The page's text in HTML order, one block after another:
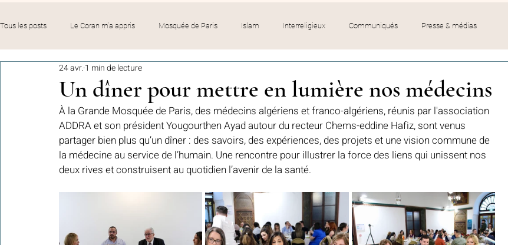
Tous les posts Le Coran m’a appris Mosquée de Paris Islam Interreligieux Communiqués Presse & médias
Evénements Solidarité
commémorations Hommage Fédération GMP Le billet du Recteur Histoire Contexte politique
Colonies de vacances Algérie 2024 ​​Focus sur une actualité Notre mosquée
Les Noms et Attributs d'Allah Regard fraternel Lumière et lieux saints De la Révélation à nos jours
Un dîner pour mettre en lumière nos médecins
24 avr. 1 min de lecture
À la Grande Mosquée de Paris, des médecins algériens et franco-algériens, réunis par l'association
ADDRA et son président Yougourthen Ayad autour du recteur Chems-eddine Hafiz, sont venus
partager bien plus qu’un dîner : des savoirs, des expériences, des projets et une vision commune de
la médecine au service de l’humain. Une rencontre pour illustrer la force des liens qui unissent nos
deux rives et construisent au quotidien l’avenir de la santé.